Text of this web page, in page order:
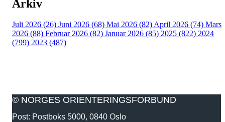
Arkiv
Juli 2026 (26) Juni 2026 (68) Mai 2026 (82)April 2026 (74) Mars
2026 (88) Februar 2026 (82) Januar 2026 (85) 2025 (822) 2024
(799) 2023 (487)
© NORGES ORIENTERINGSFORBUND
Post: Postboks 5000, 0840 Oslo